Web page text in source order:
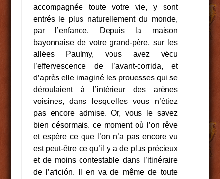
accompagnée toute votre vie, y sont
entrés le plus naturellement du monde,
par l’enfance. Depuis la maison
bayonnaise de votre grand-père, sur les
allées Paulmy, vous avez vécu
l’effervescence de l’avant-corrida, et
d’après elle imaginé les prouesses qui se
déroulaient à l’intérieur des arènes
voisines, dans lesquelles vous n’étiez
pas encore admise. Or, vous le savez
bien désormais, ce moment où l’on rêve
et espère ce que l’on n’a pas encore vu
est peut-être ce qu’il y a de plus précieux
et de moins contestable dans l’itinéraire
de l’afición. Il en va de même de toute